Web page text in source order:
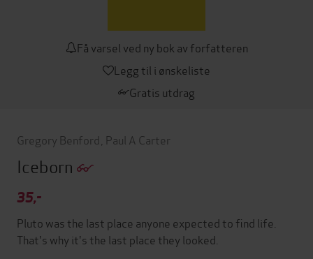
Få varsel ved ny bok av forfatteren
Legg til i ønskeliste
Gratis utdrag
Gregory Benford Paul A Carter
Iceborn
35,-
Pluto was the last place anyone expected to find life.
That's why it's the last place they looked.